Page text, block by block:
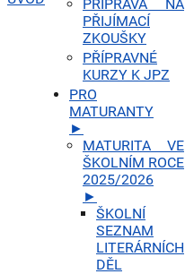
PŘÍPRAVA NA
PŘIJÍMACÍ
ZKOUŠKY
PŘÍPRAVNÉ
KURZY K JPZ
PRO
MATURANTY
►
MATURITA VE
ŠKOLNÍM ROCE
2025/2026
►
ŠKOLNÍ
SEZNAM
LITERÁRNÍCH
DĚL